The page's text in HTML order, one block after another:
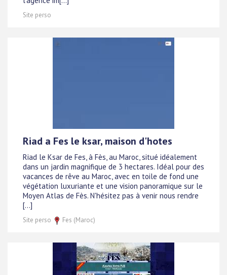
Site perso
Riad a Fes le ksar, maison d'hotes
Riad le Ksar de Fes, à Fès, au Maroc, situé idéalement
dans un jardin magnifique de 3 hectares. Idéal pour des
vacances de rêve au Maroc, avec en toile de fond une
végétation luxuriante et une vision panoramique sur le
Moyen Atlas de Fès. N'hésitez pas à venir nous rendre
[...]
Site perso Fes (Maroc)